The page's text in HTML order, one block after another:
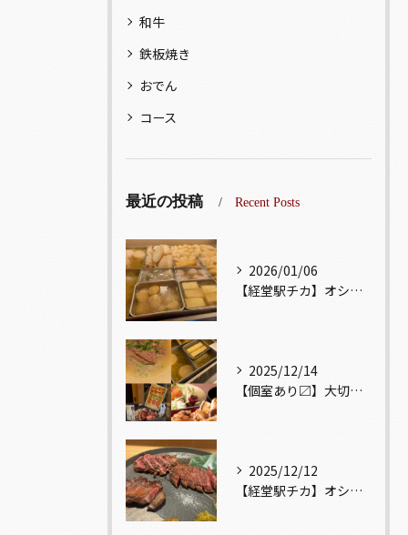
和牛
鉄板焼き
おでん
コース
最近の投稿 Recent Posts
2026/01/06
【経堂駅チカ】オシャレ居酒屋🏮出汁が美味しいおでんがオススメ...
2025/12/14
【個室あり〼】大切な記念日、お祝い事でのご来店ぜひお待ちして...
2025/12/12
【経堂駅チカ】オシャレ居酒屋🏮自慢のお肉が楽しめる🐃お得なコ...